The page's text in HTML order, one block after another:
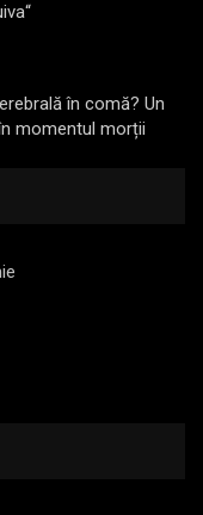
în comă? Un
momentul morții